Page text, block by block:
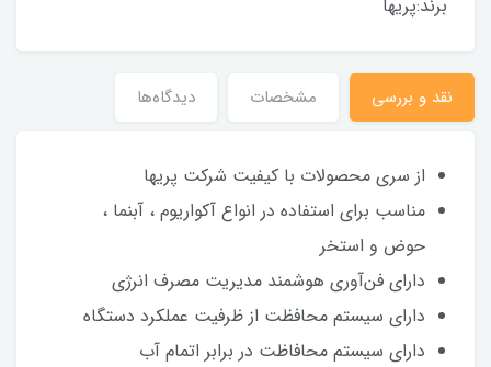
برند:پریها
نقد و بررسی مشخصات دیدگاه‌ها
از سری محصولات با کیفیت شرکت پریها
مناسب برای استفاده در انواع آکواریوم ، آبنما ،
حوض و استخر
دارای فن‌آوری هوشمند مدیریت مصرف انرژی
دارای سیستم محافظت از ظرفیت عملکرد دستگاه
دارای سیستم محافاظت در برابر اتمام آب